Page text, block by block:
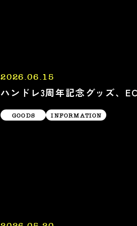
ハンドレ3周年記念グッズ、
GOODS INFORMATION
2026.06.15
2026.05.20